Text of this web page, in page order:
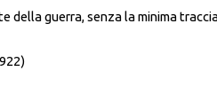
della guerra, senza la minima